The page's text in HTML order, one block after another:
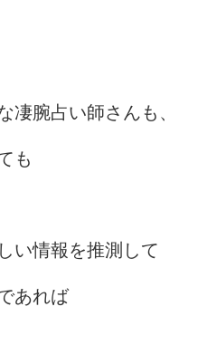
凄腕占い師さんも、
も
い情報を推測して
あれば